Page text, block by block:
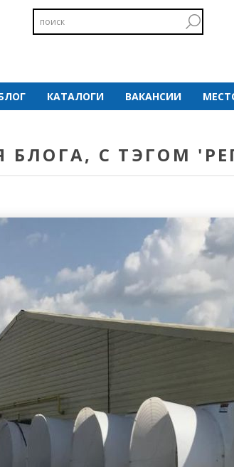
КАТАЛОГИ ВАКАНСИИ
БЛОГА, С ТЭГОМ